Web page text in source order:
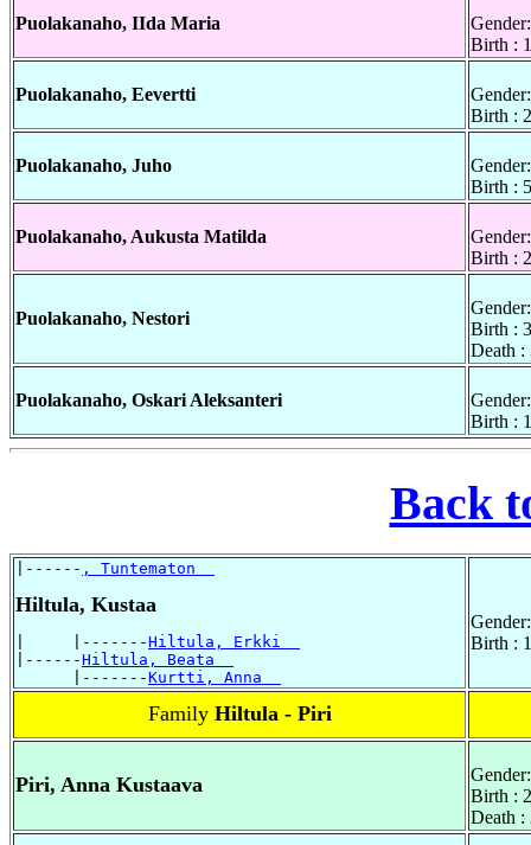
Puolakanaho, IIda Maria
Birth :
Puolakanaho, Eevertti
Birth :
Puolakanaho, Juho
Birth :
Puolakanaho, Aukusta Matilda
Birth :
Puolakanaho, Nestori
Birth :
Death :
Puolakanaho, Oskari Aleksanteri
Birth :
Back
|------ , Tuntematon
Hiltula, Kustaa
|     |-------Hiltula, Erkki
|------Hiltula, Beata
      |-------
Kurtti, Anna
Birth :
Family Hiltula - Piri
Piri, Anna Kustaava
Birth :
Death